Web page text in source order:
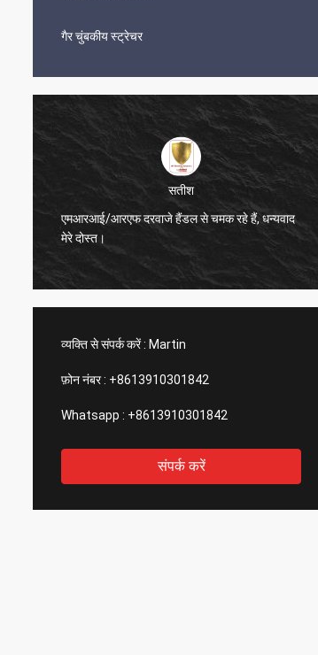
गैर चुंबकीय स्ट्रेचर
अनस
पीतल मधुकोश वेंट बहुत अच्छा लग रहा है
व्यक्ति से संपर्क करें : Martin
फ़ोन नंबर : +8613910301842
Whatsapp : +8613910301842
संपर्क करें